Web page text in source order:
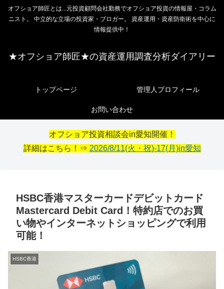
オフショア師匠とは...元投資顧問会社勤務でオフショア投資の情報屋・コラム
ニスト。 中立的な立場の投資家・ブロガー。 資産運用・資産防衛術を中心に
情報提供中！
★オフショア師匠★の資産運用調査分析ダイアリー
トップページ 管理人プロフィール
お問い合わせ
オフショア投資相談会in愛知開催！
詳細はこちら！⇒ 2026/8/11(火・祝)-17(月)in愛知
HSBC香港マスターカードデビットカード
Mastercard Debit Card！特約店でのお買
い物やインターネットショッピングで利用
可能！
HSBC香港